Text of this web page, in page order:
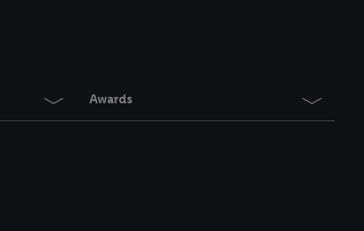
Awards
kunnen worden
vergelijkbare
in te